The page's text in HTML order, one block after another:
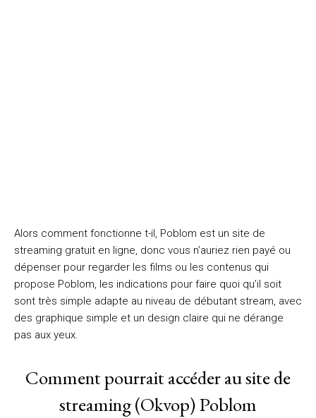
Alors comment fonctionne t-il, Poblom est un site de
streaming gratuit en ligne, donc vous n’auriez rien payé ou
dépenser pour regarder les films ou les contenus qui
propose Poblom, les indications pour faire quoi qu’il soit
sont très simple adapte au niveau de débutant stream, avec
des graphique simple et un design claire qui ne dérange
pas aux yeux.
Comment pourrait accéder au site de
streaming (Okvop) Poblom